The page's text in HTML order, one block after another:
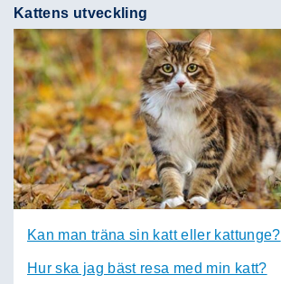
Kattens utveckling
Kan man träna sin katt eller kattunge?
Hur ska jag bäst resa med min katt?